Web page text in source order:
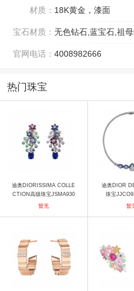
材质： 18K黄金，漆面
宝石材质： 无色钻石,蓝宝石,祖
官网电话： 4008982666
热门珠宝
迪奥DIORISSIMA COLLE
CTION高级珠宝JSMA930
27 耳饰
暂无
迪奥DIOR
珠宝
暂